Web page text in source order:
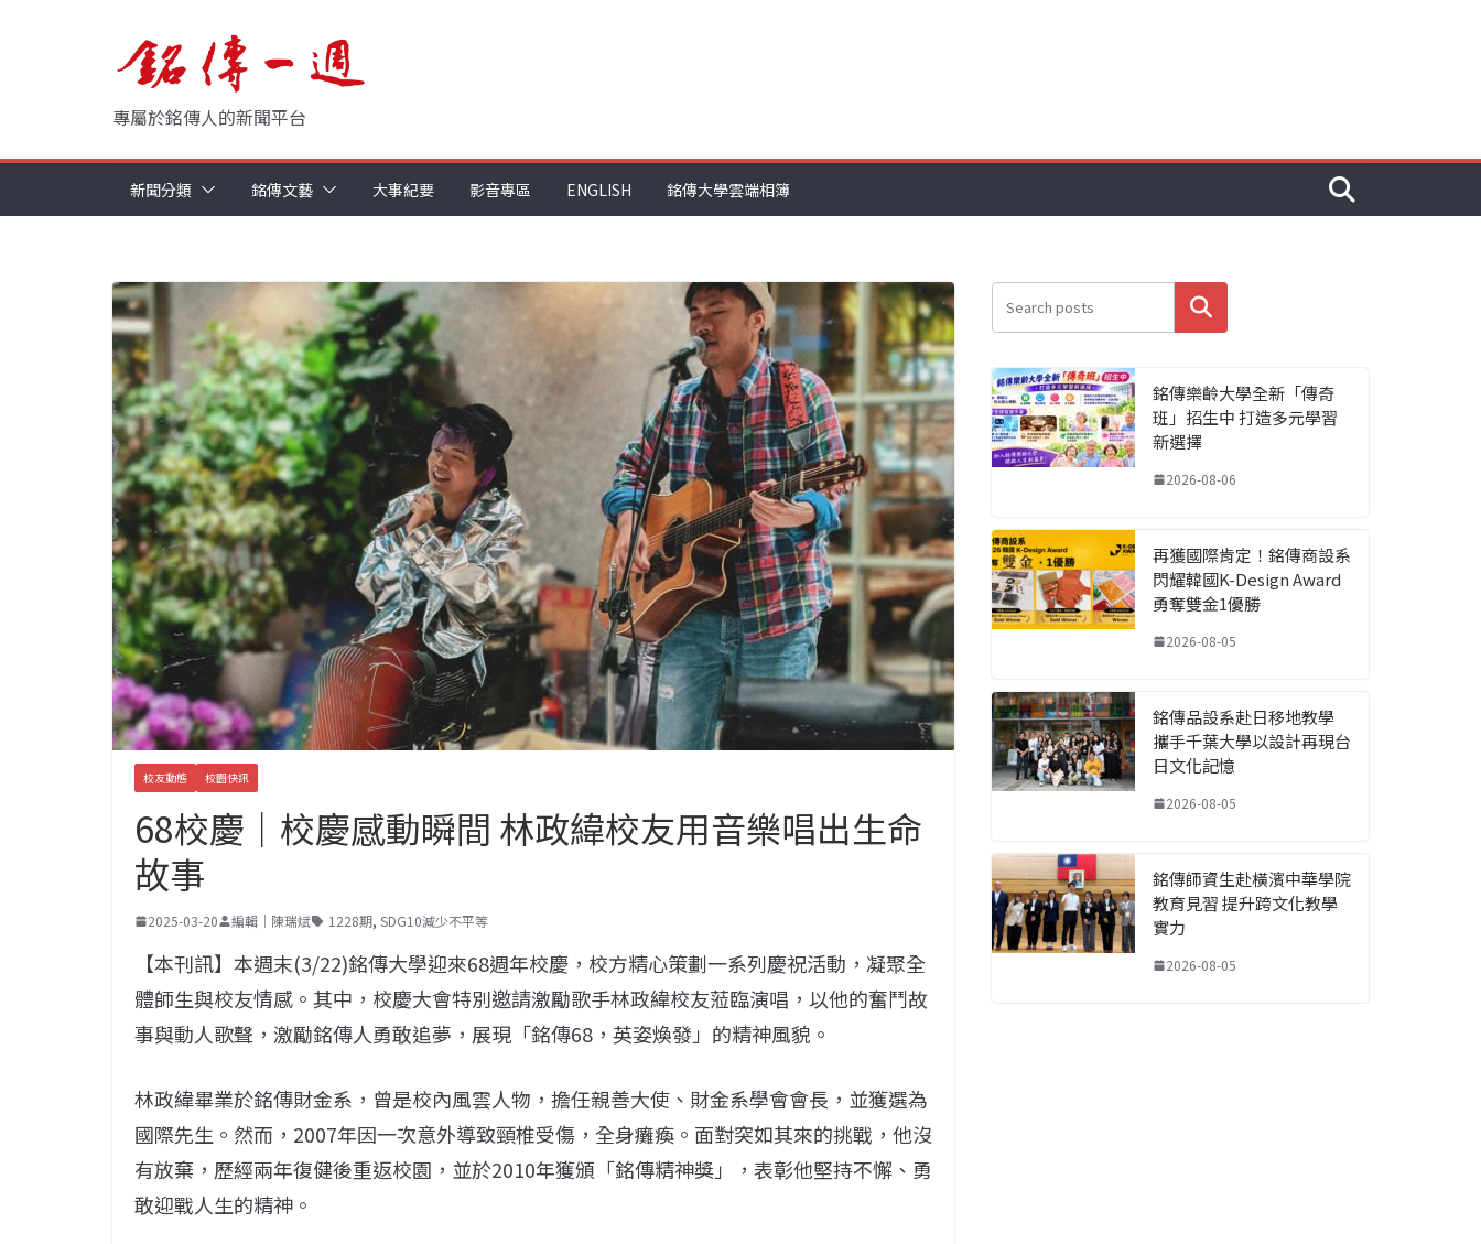
專屬於銘傳人的新聞平台
新聞分類 銘傳文藝 大事紀要 影音專區 ENGLISH 銘傳大學雲端相簿
校友動態 校園快訊
68校慶｜校慶感動瞬間 林政緯校友用音樂唱出生命
故事
2025-03-20 編輯｜陳瑞斌 1228期, SDG10減少不平等
【本刊訊】本週末(3/22)銘傳大學迎來68週年校慶，校方精心策劃一系列慶祝活動，凝聚全
體師生與校友情感。其中，校慶大會特別邀請激勵歌手林政緯校友蒞臨演唱，以他的奮鬥故
事與動人歌聲，激勵銘傳人勇敢追夢，展現「銘傳68，英姿煥發」的精神風貌。
林政緯畢業於銘傳財金系，曾是校內風雲人物，擔任親善大使、財金系學會會長，並獲選為
國際先生。然而，2007年因一次意外導致頸椎受傷，全身癱瘓。面對突如其來的挑戰，他沒
有放棄，歷經兩年復健後重返校園，並於2010年獲頒「銘傳精神獎」，表彰他堅持不懈、勇
敢迎戰人生的精神。
搜尋
銘傳樂齡大學全新「傳奇
班」招生中 打造多元學習
新選擇
2026-08-06
再獲國際肯定！銘傳商設系
閃耀韓國K-Design Award
勇奪雙金1優勝
2026-08-05
銘傳品設系赴日移地教學
攜手千葉大學以設計再現台
日文化記憶
2026-08-05
銘傳師資生赴橫濱中華學院
教育見習 提升跨文化教學
實力
2026-08-05